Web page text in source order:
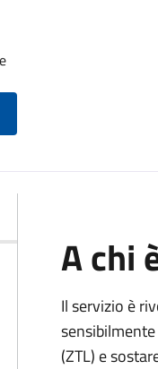
A chi
Il servizio è
(ZTL) e